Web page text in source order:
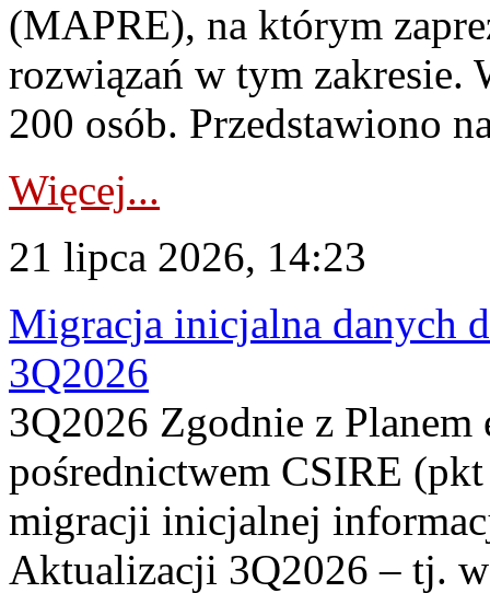
(MAPRE), na którym
rozwiązań w tym zakresie.
200 osób. Przedstawiono
Więcej...
21 lipca 2026, 14:23
Migracja inicjalna danych
3Q2026
3Q2026 Zgodnie z
pośrednictwem CSIRE
migracji inicjalnej
Aktualizacji 3Q2026 – tj.